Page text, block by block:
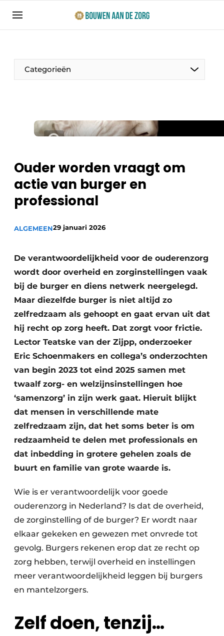
Aanmelden
Bedrijven
Bouwen aan de Zorg | Vakblad over bouw en
Direct contact
Jaarboek
Jubileumboek
Meest gelezen
Podcasts
Vacature aanmelden
Video’s
Categorieën
Productinformatie
Ziekenhuizen
Privéklinieken
Laboratoria
Ouder worden vraagt om
actie van burger en
professional
ALGEMEEN29 januari 2026
De verantwoordelijkheid voor de ouderenzorg
wordt door overheid en zorginstellingen vaak
bij de burger en diens netwerk neergelegd.
Maar diezelfde burger is niet altijd zo
zelfredzaam als gehoopt en gaat ervan uit dat
hij recht op zorg heeft. Dat zorgt voor frictie.
Lector Teatske van der Zijpp, onderzoeker
Eric Schoenmakers en collega’s onderzochten
van begin 2023 tot eind 2025 samen met
twaalf zorg- en welzijnsinstellingen hoe
‘samenzorg’ in zijn werk gaat. Hieruit blijkt
dat mensen in verschillende mate
zelfredzaam zijn, dat het soms beter is om
redzaamheid te delen met professionals en
dat inbedding in grotere gehelen zoals de
buurt en familie van grote waarde is.
Wie is er verantwoordelijk voor goede
ouderenzorg in Nederland? Is dat de overheid,
de zorginstelling of de burger? Er wordt naar
elkaar gekeken en gewezen met onvrede tot
gevolg. Burgers rekenen erop dat ze recht op
zorg hebben, terwijl overheid en instellingen
meer verantwoordelijkheid leggen bij burgers
en mantelzorgers.
Zelf doen, tenzij…